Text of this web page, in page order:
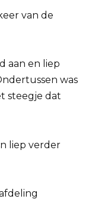
van de
aan en liep
was
steegje dat
liep verder